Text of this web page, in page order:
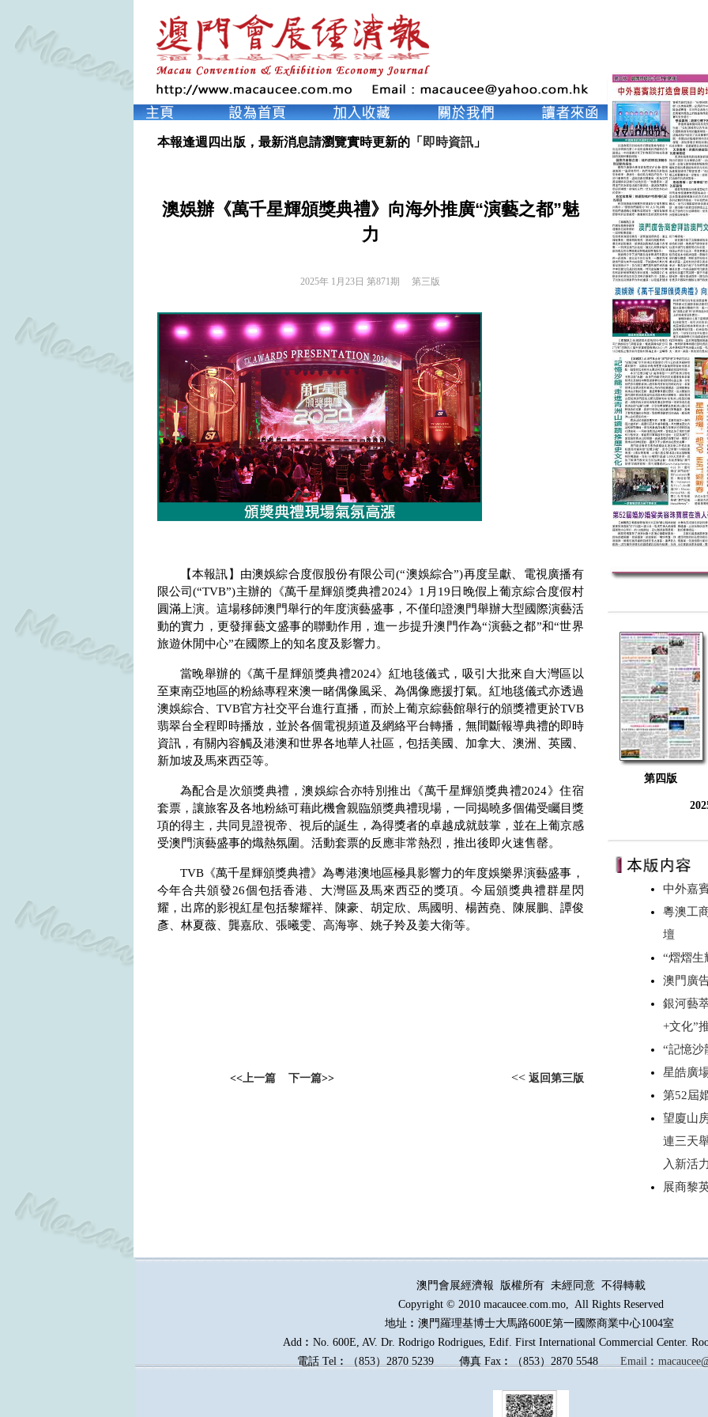
本報逢週四出版，最新消息請瀏覽實時更新的「 即時資訊」
澳娛辦《萬千星輝頒獎典禮》向海外推廣“演藝之都”魅
力
2025年 1月23日 第871期 第三版
【本報訊】由澳娛綜合度假股份有限公司(“澳娛綜合”)再度呈獻、電視廣播有
限公司(“TVB”)主辦的《萬千星輝頒獎典禮2024》 1 月 19 日晚假上葡京綜合度假村
圓滿上演。這場移師澳門舉行的年度演藝盛事，不僅印證澳門舉辦大型國際演藝活
動的實力，更發揮藝文盛事的聯動作用，進一步提升澳門作為“演藝之都”和“世界
旅遊休閒中心”在國際上的知名度及影響力。
當晚舉辦的《萬千星輝頒獎典禮2024》紅地毯儀式，吸引大批來自大灣區以
至東南亞地區的粉絲專程來澳一睹偶像風采、為偶像應援打氣。紅地毯儀式亦透過
澳娛綜合、 TVB官方社交平台進行直播，而於上葡京綜藝館舉行的頒獎禮更於TVB
翡翠台全程即時播放，並於各個電視頻道及網絡平台轉播，無間斷報導典禮的即時
資訊，有關內容觸及港澳和世界各地華人社區，包括美國、加拿大、澳洲、英國、
新加坡及馬來西亞等。
為配合是次頒獎典禮，澳娛綜合亦特別推出《萬千星輝頒獎典禮2024》住宿
套票，讓旅客及各地粉絲可藉此機會親臨頒獎典禮現場，一同揭曉多個備受矚目獎
項的得主，共同見證視帝、視后的誕生，為得獎者的卓越成就鼓掌，並在上葡京感
受澳門演藝盛事的熾熱氛圍。活動套票的反應非常熱烈，推出後即火速售罄。
TVB《萬千星輝頒獎典禮》為粵港澳地區極具影響力的年度娛樂界演藝盛事，
今年合共頒發26個包括香港、大灣區及馬來西亞的獎項。今屆頒獎典禮群星閃
耀，出席的影視紅星包括黎耀祥、陳豪、胡定欣、馬國明、楊茜堯、陳展鵬、譚俊
彥、林夏薇、龔嘉欣、張曦雯、高海寧、姚子羚及姜大衛等。
<<上一篇 下一篇>> << 返回第三版
第四版
中外嘉
粵澳工
壇
“熠熠
澳門廣
銀河藝
+文化”
“記憶
星皓廣
第52屆
望廈山
連三天
入新活
展商黎
澳門會展經濟報 版權所有 未經同意 不得轉載
Copyright © 2010 macaucee.com.mo, All Rights Reserved
地址︰澳門羅理基博士大馬路600E第一國際商業中心1004室
Add︰No. 600E, AV. Dr. Rodrigo Rodrigues, Edif. First International Commercial Center.
電話 Tel︰（853）2870 5239傳真Fax︰（853）2870 5548 Email︰